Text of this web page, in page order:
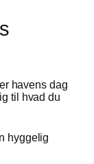
havens dag
til hvad du